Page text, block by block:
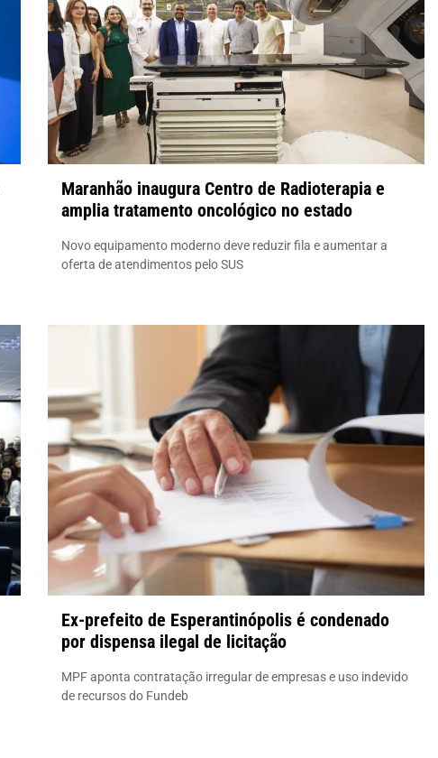
Maranhão inaugura Centro de Radioterapia e
amplia tratamento oncológico no estado
Novo equipamento moderno deve reduzir fila e aumentar a
oferta de atendimentos pelo SUS
Ex-prefeito de Esperantinópolis é condenado
por dispensa ilegal de licitação
MPF aponta contratação irregular de empresas e uso indevido
de recursos do Fundeb